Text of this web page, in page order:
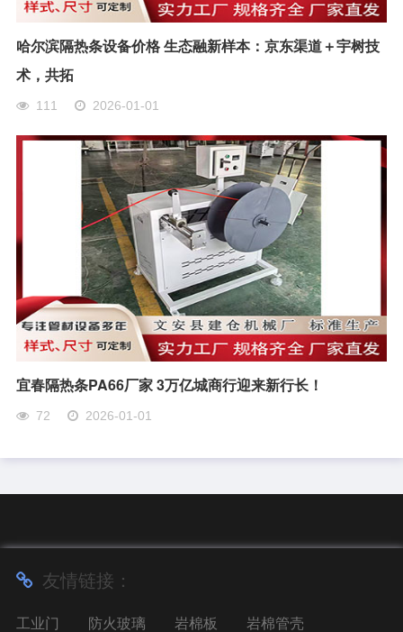
哈尔滨隔热条设备价格 生态融新样本：京东渠道＋宇树技
术，共拓
111 2026-01-01
宜春隔热条PA66厂家 3万亿城商行迎来新行长！
72 2026-01-01
友情链接：
工业门 防火玻璃 岩棉板
岩棉管壳